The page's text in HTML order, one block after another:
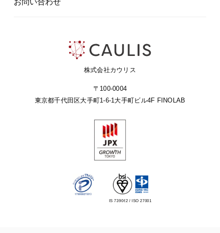
株式会社カウリス
〒100-0004
東京都千代田区大手町1-6-1 大手町ビル4F FINOLAB
お問い合わせ
IS 739062 / ISO 27001